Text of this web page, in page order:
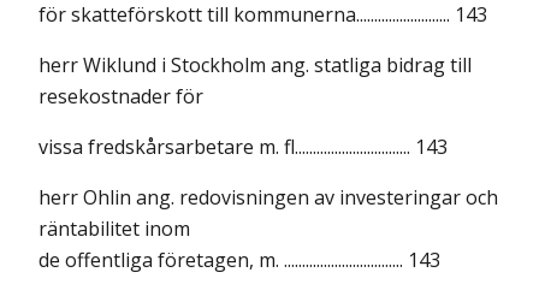
för skatteförskott till kommunerna.......................... 143
herr Wiklund i Stockholm ang. statliga bidrag till
resekostnader för
vissa fredskårsarbetare m. fl................................ 143
herr Ohlin ang. redovisningen av investeringar och
räntabilitet inom
de offentliga företagen, m. ................................. 143